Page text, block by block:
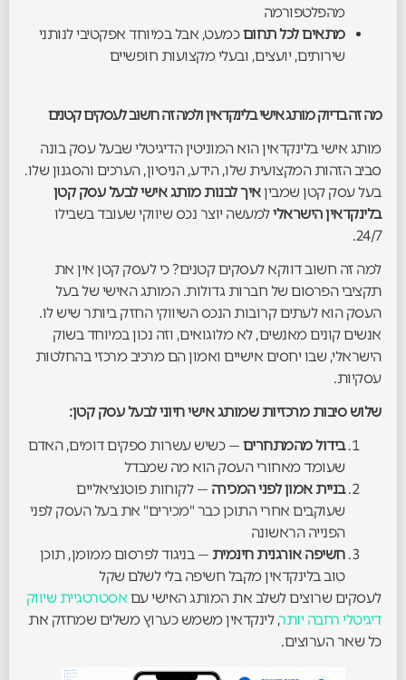
מהפלטפורמה
מתאים לכל תחוםכמעט, אבל במיוחד אפקטיבי לנותני
שירותים, יועצים, ובעלי מקצועות חופשיים
מה זה בדיוק מותג אישי בלינקדאין ולמה זה חשוב לעסקים קטנים
מותג אישי בלינקדאין הוא המוניטין הדיגיטלי שבעל עסק בונה
סביב הזהות המקצועית שלו, הידע, הניסיון, הערכים והסגנון שלו.
בעל עסק קטן שמביןאיך לבנות מותג אישי לבעל עסק קטן
בלינקדאין הישראלילמעשה יוצר נכס שיווקי שעובד בשבילו
24/7.
למה זה חשוב דווקא לעסקים קטנים? כי לעסק קטן אין את
תקציבי הפרסום של חברות גדולות. המותג האישי של בעל
העסק הוא לעתים קרובות הנכס השיווקי החזק ביותר שיש לו.
אנשים קונים מאנשים, לא מלוגואים, וזה נכון במיוחד בשוק
הישראלי, שבו יחסים אישיים ואמון הם מרכיב מרכזי בהחלטות
עסקיות.
שלוש סיבות מרכזיות שמותג אישי חיוני לבעל עסק קטן:
בידול מהמתחרים — כשיש עשרות ספקים דומים, האדם
שעומד מאחורי העסק הוא מה שמבדל
בניית אמון לפני המכירה — לקוחות פוטנציאליים
שעוקבים אחרי התוכן כבר "מכירים" את בעל העסק לפני
הפנייה הראשונה
חשיפה אורגנית חינמית — בניגוד לפרסום ממומן, תוכן
טוב בלינקדאין מקבל חשיפה בלי לשלם שקל
לעסקים שרוצים לשלב את המותג האישי עם אסטרטגיית שיווק
דיגיטלי רחבה יותר, לינקדאין משמש כערוץ משלים שמחזק את
כל שאר הערוצים.